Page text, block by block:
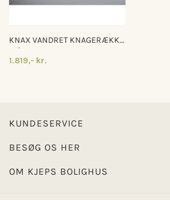
KNAX VANDRET KNAGERÆKKE
M/8 KNAGER
1.819,- kr.
KUNDESERVICE
BESØG OS HER
OM KJEPS BOLIGHUS